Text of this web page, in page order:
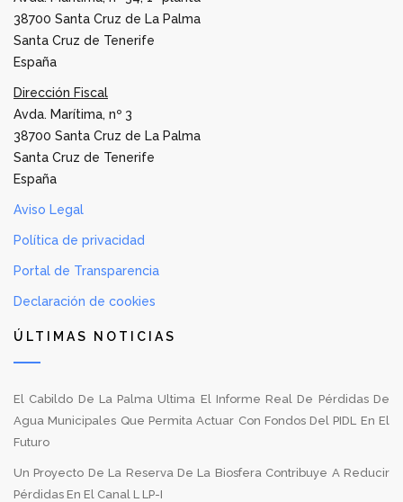
38700 Santa Cruz de La Palma
Santa Cruz de Tenerife
España
Dirección Fiscal
Avda. Marítima, nº 3
38700 Santa Cruz de La Palma
Santa Cruz de Tenerife
España
Aviso Legal
Política de privacidad
Portal de Transparencia
Declaración de cookies
ÚLTIMAS NOTICIAS
El Cabildo De La Palma Ultima El Informe Real De Pérdidas De
Agua Municipales Que Permita Actuar Con Fondos Del PIDL En El
Futuro
Un Proyecto De La Reserva De La Biosfera Contribuye A Reducir
Pérdidas En El Canal L LP-I